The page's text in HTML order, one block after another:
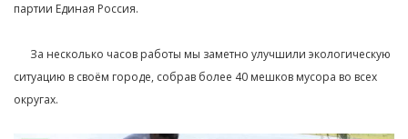
партии Единая Россия.⁣⁣⠀⁣⁣⠀
⠀⠀За несколько часов работы мы заметно улучшили экологическую
ситуацию в своём городе, собрав более 40 мешков мусора во всех
округах.⁣⁣⠀⁣⁣⠀